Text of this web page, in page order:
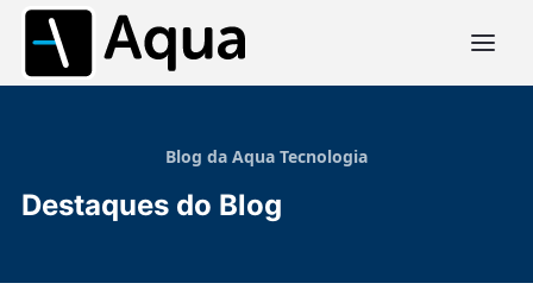
Blog da Aqua Tecnologia
Destaques do Blog